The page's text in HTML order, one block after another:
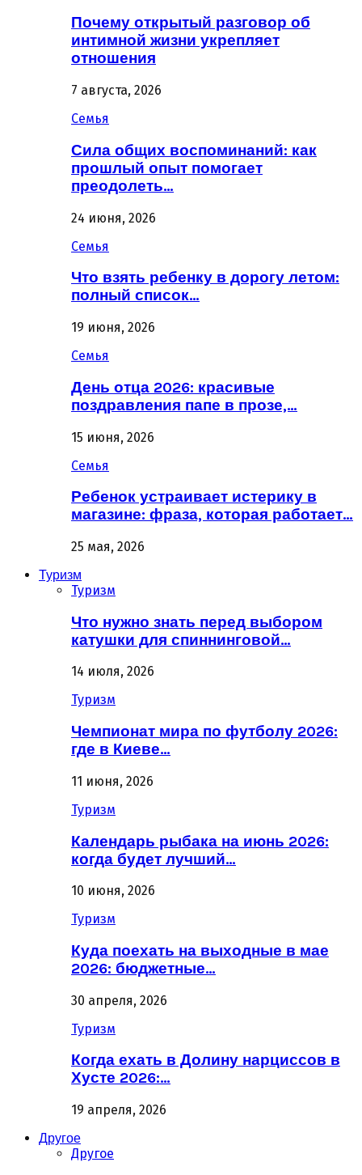
Почему открытый разговор об
интимной жизни укрепляет
отношения
7 августа, 2026
Семья
Сила общих воспоминаний: как
прошлый опыт помогает
преодолеть…
24 июня, 2026
Семья
Что взять ребенку в дорогу летом:
полный список…
19 июня, 2026
Семья
День отца 2026: красивые
поздравления папе в прозе,…
15 июня, 2026
Семья
Ребенок устраивает истерику в
магазине: фраза, которая работает…
25 мая, 2026
Туризм
Туризм
Что нужно знать перед выбором
катушки для спиннинговой…
14 июля, 2026
Туризм
Чемпионат мира по футболу 2026:
где в Киеве…
11 июня, 2026
Туризм
Календарь рыбака на июнь 2026:
когда будет лучший…
10 июня, 2026
Туризм
Куда поехать на выходные в мае
2026: бюджетные…
30 апреля, 2026
Туризм
Когда ехать в Долину нарциссов в
Хусте 2026:…
19 апреля, 2026
Другое
Другое